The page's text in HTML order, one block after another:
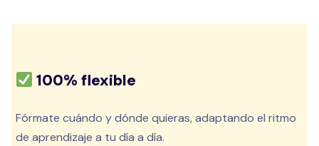
100% flexible
Fórmate cuándo y dónde quieras, adaptando el ritmo
de aprendizaje a tu día a día.